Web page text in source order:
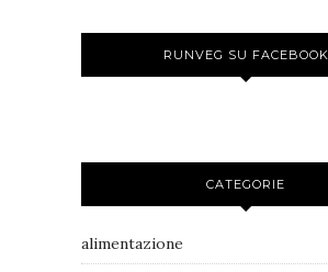
RUNVEG SU FACEBOOK
CATEGORIE
alimentazione